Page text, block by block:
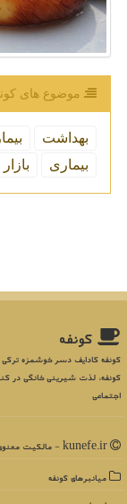
موضوع های
بهداشت بیمار
بیماری
بازار
كونفه
کونفه کادایف دسر خوشمزه ترکی
کونفه، لذت شیرینی خانگی در
اجتماعی
میانبرهای كونفه